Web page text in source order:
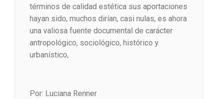
términos de calidad estética sus aportaciones
hayan sido, muchos dirían, casi nulas, es ahora
una valiosa fuente documental de carácter
antropológico, sociológico, histórico y
urbanístico,
Por: Luciana Renner